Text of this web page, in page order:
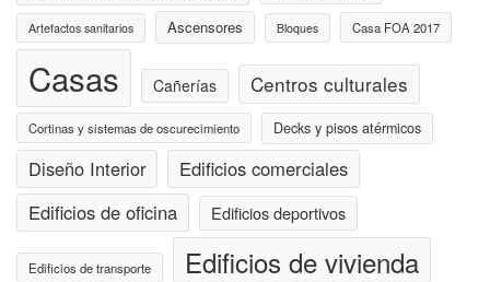
Artefactos sanitarios Ascensores Bloques Casa FOA 2017
Casas Cañerías Centros culturales
Cortinas y sistemas de oscurecimiento Decks y pisos atérmicos
Diseño Interior
Edificios comerciales
Edificios de oficina
Edificios deportivos
Edificios de transporte Edificios de vivienda